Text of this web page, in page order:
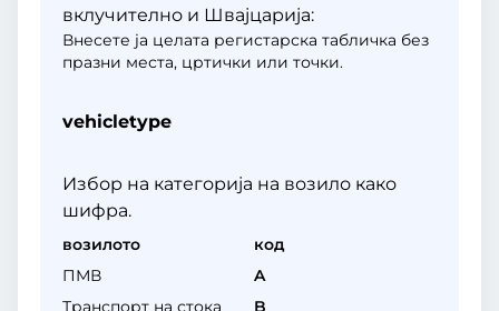
вклучително и Швајцарија:
Внесете ја целата регистарска табличка без
празни места, цртички или точки.
vehicletype
Избор на категорија на возило како
шифра.
возилото
код
ПМВ
A
Транспорт на стока
B